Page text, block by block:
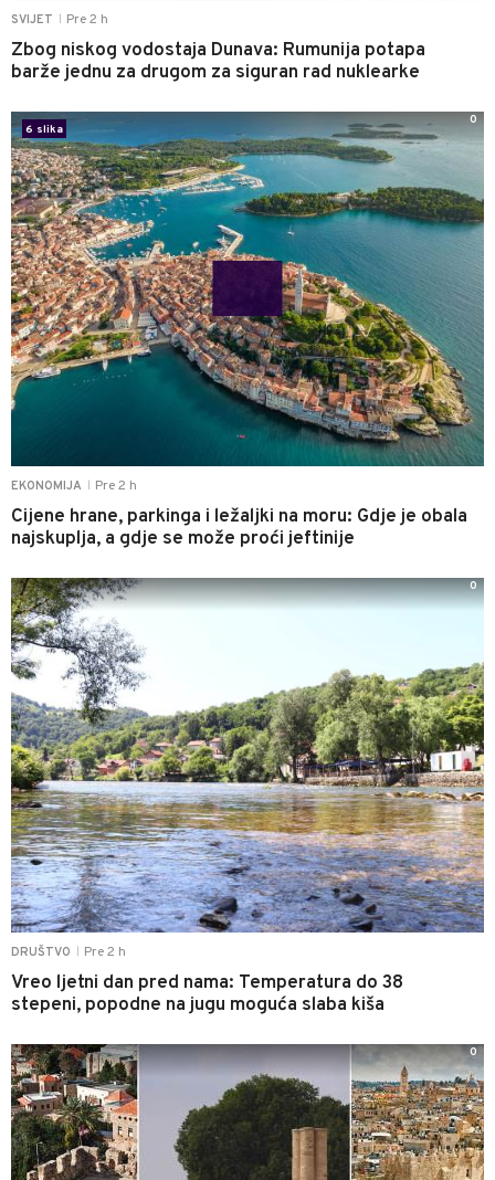
SVIJET Pre 2 h
Zbog niskog vodostaja Dunava: Rumunija potapa
barže jednu za drugom za siguran rad nuklearke
EKONOMIJA Pre 2 h
Cijene hrane, parkinga i ležaljki na moru: Gdje je obala
najskuplja, a gdje se može proći jeftinije
6 slika
0
DRUŠTVO Pre 2 h
Vreo ljetni dan pred nama: Temperatura do 38
stepeni, popodne na jugu moguća slaba kiša
0
0